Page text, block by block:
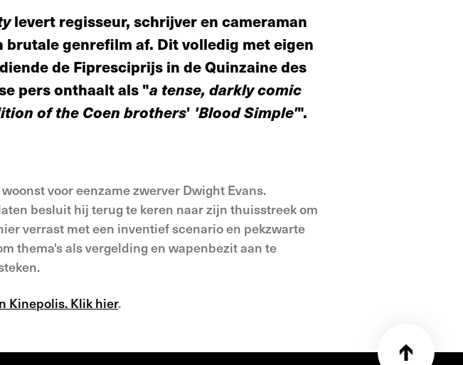
levert regisseur, schrijver en cameraman
brutale genrefilm af. Dit volledig met eigen
de Fipresciprijs in de Quinzaine des
pers onthaalt als "a tense, darkly comic
of the Coen brothers' 'Blood Simple'".
voor eenzame zwerver Dwight Evans.
besluit hij terug te keren naar zijn thuisstreek om
verrast met een inventief scenario en pekzwarte
thema's als vergelding en wapenbezit aan te
Kinepolis. Klik hier.